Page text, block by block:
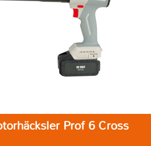
Prof 6 Cross